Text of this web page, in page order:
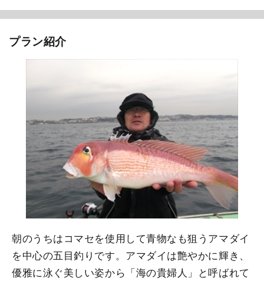
プラン紹介
朝のうちはコマセを使用して青物なも狙うアマダイ
を中心の五目釣りです。アマダイは艶やかに輝き、
優雅に泳ぐ美しい姿から「海の貴婦人」と呼ばれて